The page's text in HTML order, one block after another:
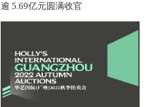
逾 5.69亿元圆满收官